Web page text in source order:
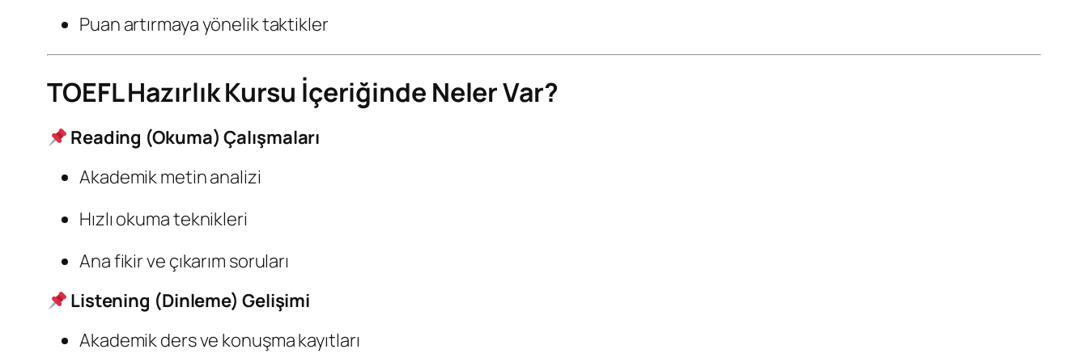
Puan artırmaya yönelik taktikler
TOEFL Hazırlık Kursu İçeriğinde Neler Var?
Reading (Okuma) Çalışmaları
Akademik metin analizi
Hızlı okuma teknikleri
Ana fikir ve çıkarım soruları
Listening (Dinleme) Gelişimi
Akademik ders ve konuşma kayıtları